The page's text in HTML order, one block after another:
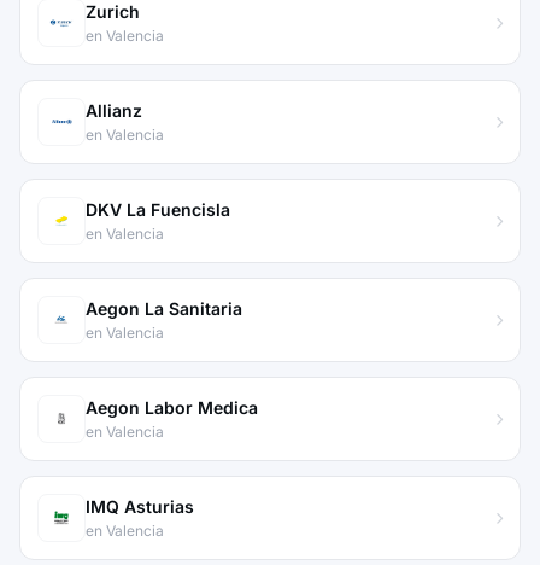
Zurich
en Valencia
Allianz
en Valencia
DKV La Fuencisla
en Valencia
Aegon La Sanitaria
en Valencia
Aegon Labor Medica
en Valencia
IMQ Asturias
en Valencia